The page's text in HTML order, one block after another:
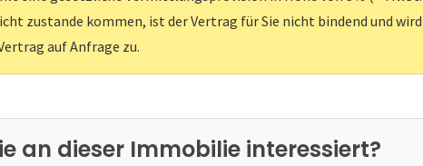
zustande kommen, ist der Vertrag für Sie nicht bindend und
auf Anfrage zu.
an dieser Immobilie interessiert?